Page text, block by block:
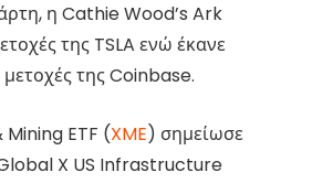
η Cathie Wood’s Ark
της TSLA ενώ έκανε
της Coinbase.
Mining ETF (XME) σημείωσε
X US Infrastructure